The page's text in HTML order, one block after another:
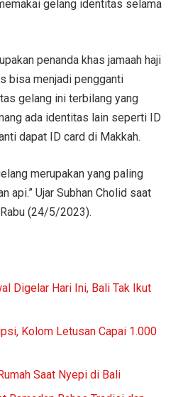
gelang identitas selama
penanda khas jamaah haji
bisa menjadi pengganti
gelang ini terbilang yang
ada identitas lain seperti ID
dapat ID card di Makkah.
merupakan yang paling
api.” Ujar Subhan Cholid saat
(24/5/2023).
Digelar Hari Ini, Bali Tak Ikut
Kolom Letusan Capai 1.000
Saat Nyepi di Bali